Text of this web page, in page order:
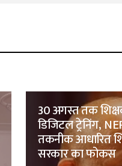
30 अगस्त तक
डिजिटल ट्रेनिंग,
तकनीक आधारित
सरकार का फोकस